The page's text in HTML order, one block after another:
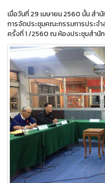
เมื่อวันที่ 29 เมษายน 2560 นั้น สำ
การจัดประชุมคณะกรรมการประจ
ครั้งที่ 1 /2560 ณ ห้องประชุมสำนัก